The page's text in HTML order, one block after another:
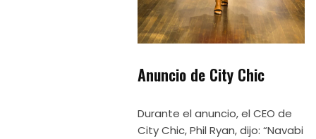
Anuncio de City Chic
Durante el anuncio, el CEO de
City Chic, Phil Ryan, dijo: “Navabi